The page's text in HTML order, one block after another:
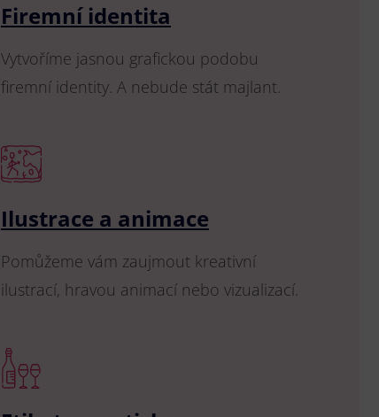
Firemní identita
Vytvoříme jasnou grafickou podobu
firemní identity. A nebude stát majlant.
Ilustrace a animace
Pomůžeme vám zaujmout kreativní
ilustrací, hravou animací nebo vizualizací.